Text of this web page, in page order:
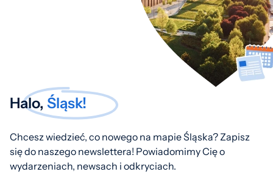
Halo, Śląsk!
Chcesz wiedzieć, co nowego na mapie Śląska? Zapisz
się do naszego newslettera! Powiadomimy Cię o
wydarzeniach, newsach i odkryciach.